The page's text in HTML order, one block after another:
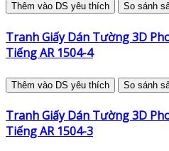
Thêm vào DS yêu thích So sánh
Tranh Giấy Dán Tường 3D
Tiếng AR 1504-4
Thêm vào DS yêu thích So sánh
Tranh Giấy Dán Tường 3D
Tiếng AR 1504-3